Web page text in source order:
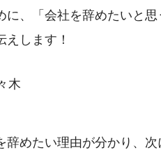
に、「会社を辞めたいと
します！
辞めたい理由が分かり、